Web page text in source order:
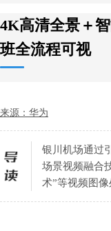
4K高清全景＋
班全流程可视
来源：华为
银川机场通过
场景视频融合
术”等视频图
运行监控、指